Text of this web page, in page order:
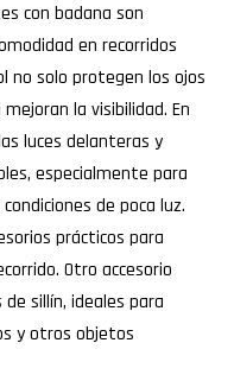
con badana son
en recorridos
no solo protegen los ojos
la visibilidad. En
luces delanteras y
especialmente para
de poca luz.
prácticos para
Otro accesorio
sillín, ideales para
y otros objetos